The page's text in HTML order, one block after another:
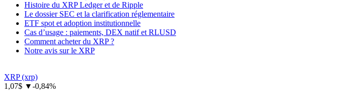
Histoire du XRP Ledger et de Ripple
Le dossier SEC et la clarification réglementaire
ETF spot et adoption institutionnelle
Cas d’usage : paiements, DEX natif et RLUSD
Comment acheter du XRP ?
Notre avis sur le XRP
XRP (xrp)
1,07$ ▼-0,84%